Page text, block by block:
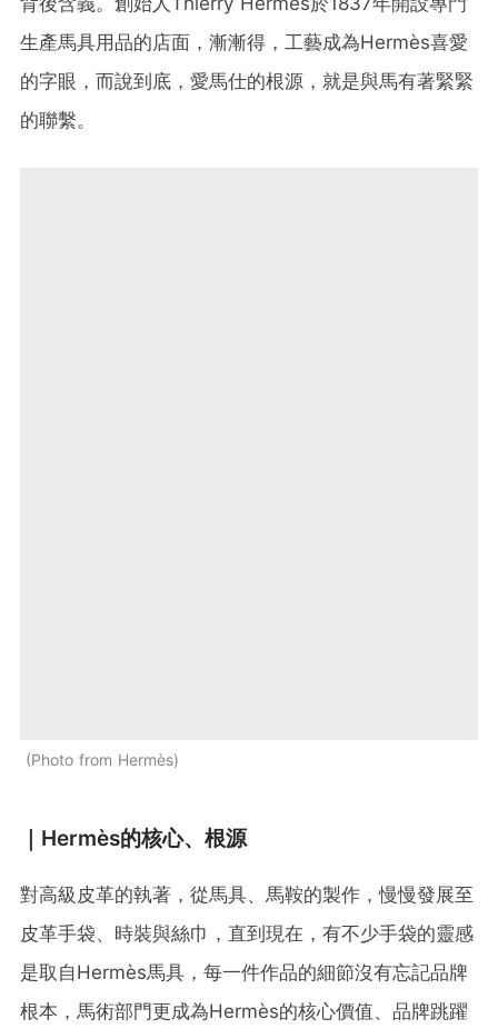
生產馬具用品的店面，漸漸得，工藝成為Hermès喜愛
的字眼，而說到底，愛馬仕的根源，就是與馬有著緊緊
的聯繫。
Photo from Hermès
｜Hermès的核心、根源
對高級皮革的執著，從馬具、馬鞍的製作，慢慢發展至
皮革手袋、時裝與絲巾，直到現在，有不少手袋的靈感
是取自Hermès馬具，每一件作品的細節沒有忘記品牌
根本，馬術部門更成為Hermès的核心價值、品牌跳躍